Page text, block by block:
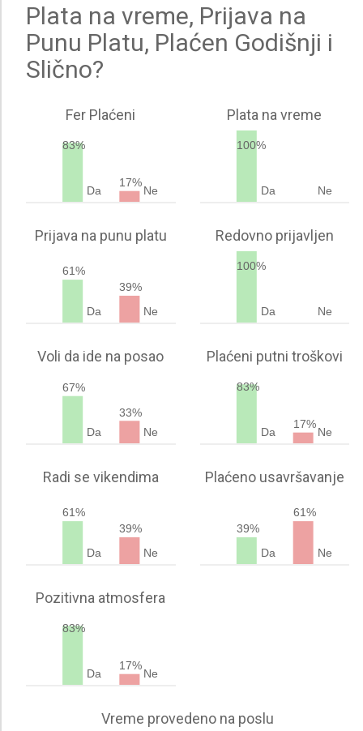
Plata na vreme, Prijava na
Punu Platu, Plaćen Godišnji i
Slično?
Fer Plaćeni
83%
Da
17%
Ne
Plata na vreme
100%
Da Ne
Prijava na punu platu
61%
Da
39%
Ne
Redovno prijavljen
100%
Da Ne
Voli da ide na posao
67%
Da
33%
Ne
Plaćeni putni troškovi
83%
Da
17%
Ne
Radi se vikendima
61%
Da
39%
Ne
Plaćeno usavršavanje
39%
Da
61%
Ne
Pozitivna atmosfera
83%
Da
17%
Ne
Vreme provedeno na poslu